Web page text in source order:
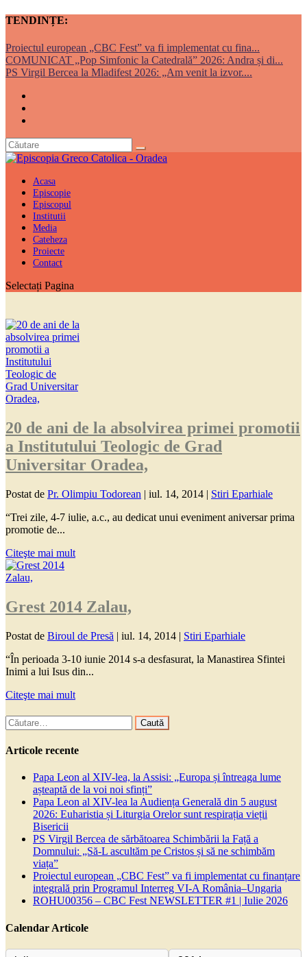
TENDINȚE:
Proiectul european „CBC Fest” va fi implementat cu fina...
COMUNICAT „Pop Simfonic la Catedrală” 2026: Andra și di...
PS Virgil Bercea la Mladifest 2026: „Am venit la izvor....
Acasa
Episcopie
Episcopul
Institutii
Media
Cateheza
Proiecte
Contact
Selectați Pagina
20 de ani de la absolvirea primei promotii
a Institutului Teologic de Grad
Universitar Oradea,
Postat de Pr. Olimpiu Todorean | iul. 14, 2014 | Stiri Eparhiale
“Trei zile, 4-7 iulie, a.c., au dedicat unui eveniment aniversar prima
promotie de...
Citeşte mai mult
Grest 2014 Zalau,
Postat de Biroul de Presă | iul. 14, 2014 | Stiri Eparhiale
“În perioada 3-10 iunie 2014 s-a desfasurat, la Manastirea Sfintei
Inimi a lui Isus din...
Citeşte mai mult
Caută
după:
Articole recente
Papa Leon al XIV-lea, la Assisi: „Europa și întreaga lume
așteaptă de la voi noi sfinți”
Papa Leon al XIV-lea la Audiența Generală din 5 august
2026: Euharistia și Liturgia Orelor sunt respirația vieții
Bisericii
PS Virgil Bercea de sărbătoarea Schimbării la Față a
Domnului: „Să-L ascultăm pe Cristos și să ne schimbăm
viața”
Proiectul european „CBC Fest” va fi implementat cu finanțare
integrală prin Programul Interreg VI-A România–Ungaria
ROHU00356 – CBC Fest NEWSLETTER #1 | Iulie 2026
Calendar Articole